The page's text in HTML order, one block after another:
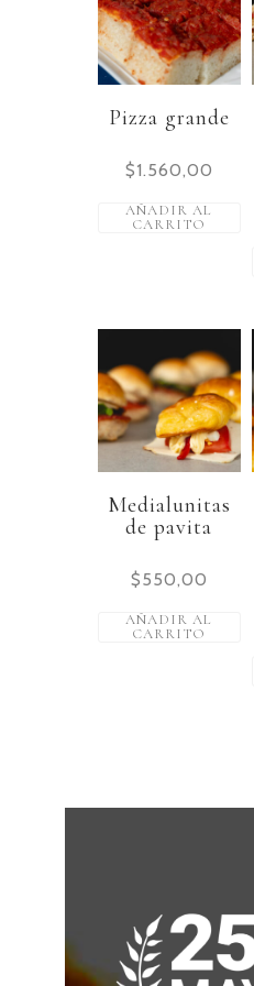
Pizza grande
$1.560,00
AÑADIR AL
CARRITO
Medialunitas
de pavita
$550,00
AÑADIR AL
CARRITO